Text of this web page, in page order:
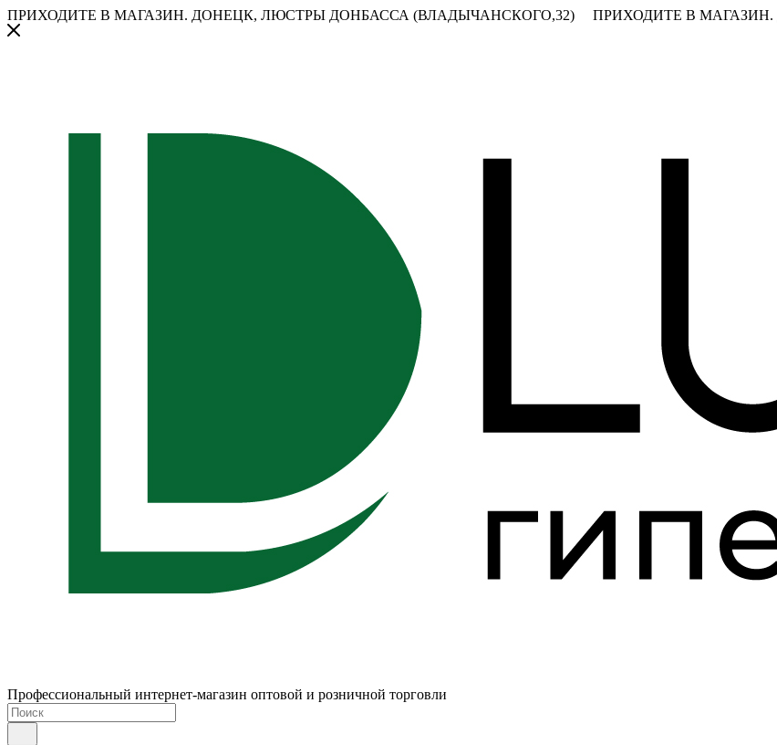
ПРИХОДИТЕ В МАГАЗИН. ДОНЕЦК, ЛЮСТРЫ ДОНБАССА (ВЛАДЫЧАНСКОГО,32) ПРИХОДИТЕ В МАГАЗИН.
Профессиональный интернет-магазин оптовой и розничной торговли